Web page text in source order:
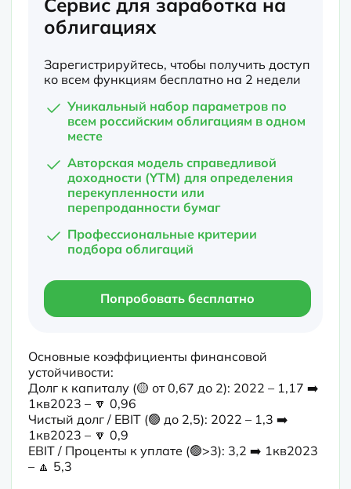
Сервис для заработка на
облигациях
Зарегистрируйтесь, чтобы получить доступ
ко всем функциям бесплатно на 2 недели
Уникальный набор параметров по
всем российским облигациям в одном
месте
Авторская модель справедливой
доходности (YTM) для определения
перекупленности или
перепроданности бумаг
Профессиональные критерии
подбора облигаций
Попробовать бесплатно
Основные коэффициенты финансовой
устойчивости:
Долг к капиталу (🟡 от 0,67 до 2): 2022 – 1,17 ➡️
1кв2023 – 🔽 0,96
Чистый долг / EBIT (🟢 до 2,5): 2022 – 1,3 ➡️
1кв2023 – 🔽 0,9
EBIT / Проценты к уплате (🟢>3): 3,2 ➡️ 1кв2023
– 🔼 5,3